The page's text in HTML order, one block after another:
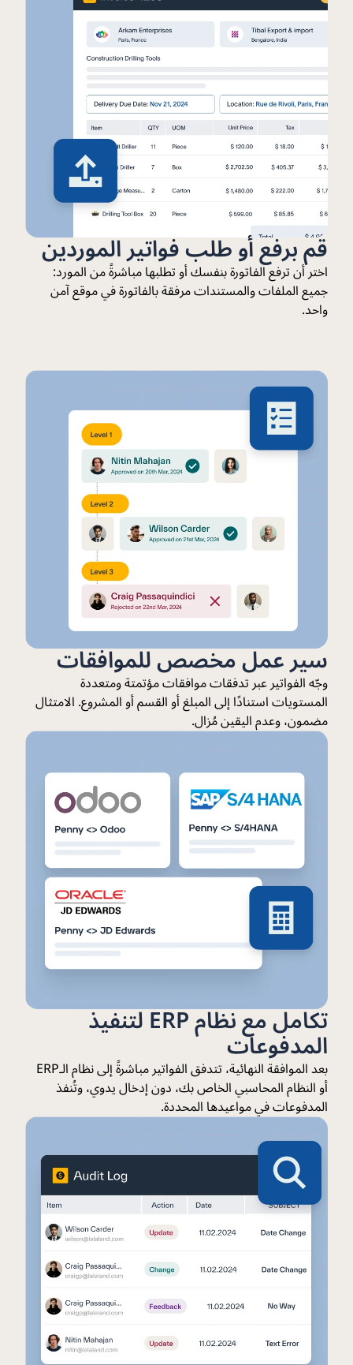
قم برفع أو طلب فواتير الموردين
اختر أن ترفع الفاتورة بنفسك أو تطلبها مباشرةً من المورد:
جميع الملفات والمستندات مرفقة بالفاتورة في موقع آمن
واحد.
سير عمل مخصص للموافقات
وجّه الفواتير عبر تدفقات موافقات مؤتمتة ومتعددة
المستويات استنادًا إلى المبلغ أو القسم أو المشروع. الامتثال
مضمون، وعدم اليقين مُزال.
تكامل مع نظام ERP لتنفيذ
المدفوعات بعد الموافقة النهائية، تتدفق الفواتير مباشرةً إلى نظام الـERP
أو النظام المحاسبي الخاص بك، دون إدخال يدوي، وتُنفذ
المدفوعات في مواعيدها المحددة.